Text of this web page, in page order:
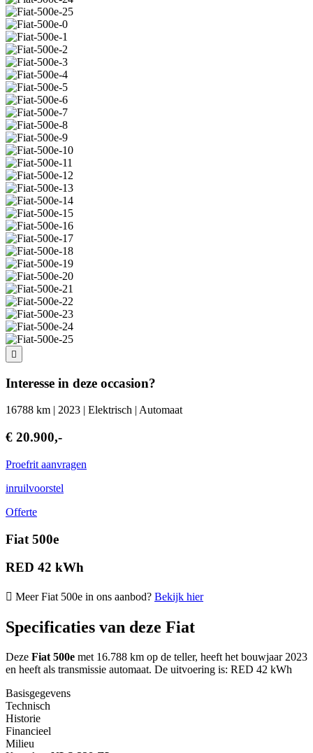
Interesse in deze occasion?
16788 km | 2023 | Elektrisch | Automaat
€ 20.900,-
Proefrit aanvragen
inruilvoorstel
Offerte
Fiat 500e
RED 42 kWh
Meer Fiat 500e in ons aanbod? Bekijk hier
Specificaties van deze Fiat
Deze Fiat 500e met 16.788 km op de teller, heeft het bouwjaar 2023
en heeft als transmissie automaat. De uitvoering is: RED 42 kWh
Basisgegevens
Technisch
Historie
Financieel
Milieu